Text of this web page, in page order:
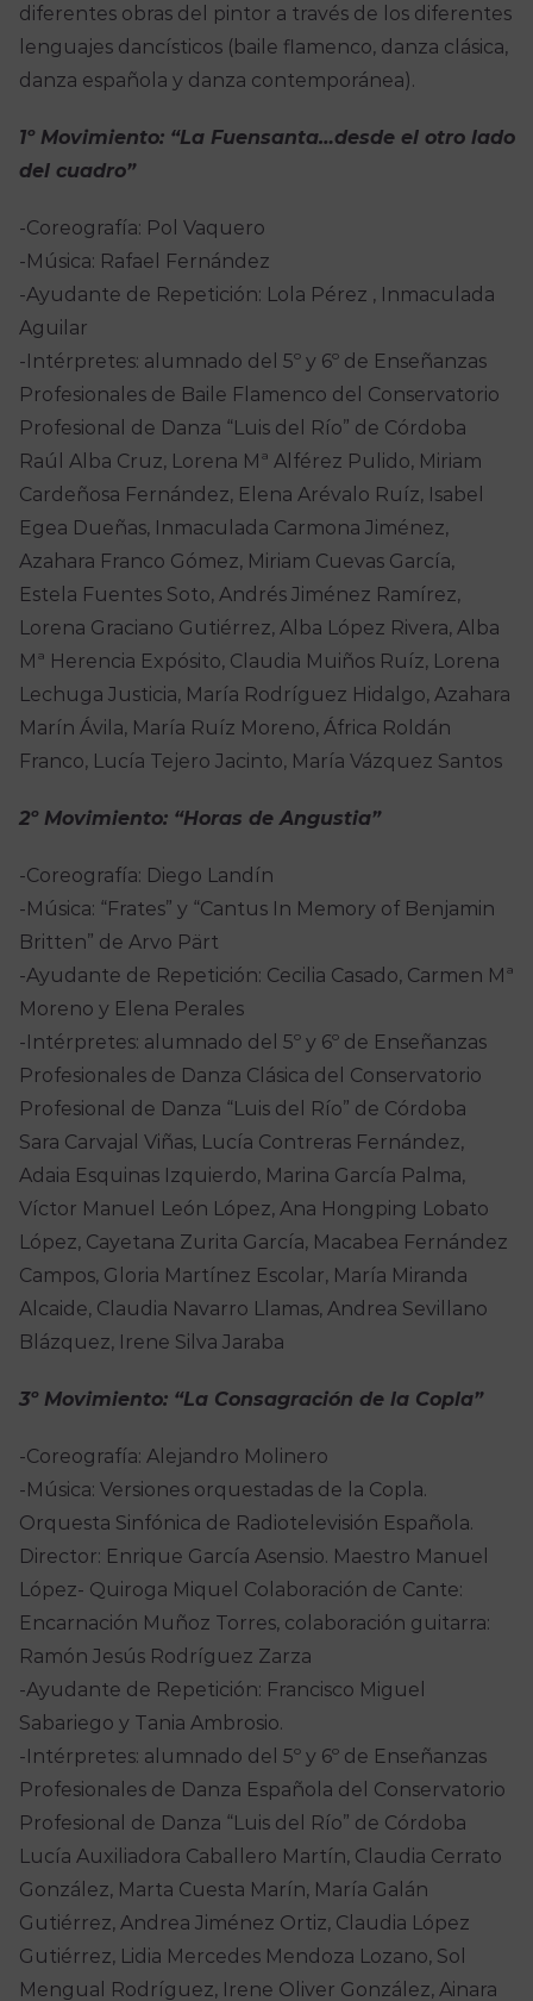
diferentes obras del pintor a través de los diferentes
lenguajes dancísticos (baile flamenco, danza clásica,
danza española y danza contemporánea).
1º Movimiento: “La Fuensanta…desde el otro lado
del cuadro”
-Coreografía: Pol Vaquero
-Música: Rafael Fernández
-Ayudante de Repetición: Lola Pérez , Inmaculada
Aguilar
-Intérpretes: alumnado del 5º y 6º de Enseñanzas
Profesionales de Baile Flamenco del Conservatorio
Profesional de Danza “Luis del Río” de Córdoba
Raúl Alba Cruz, Lorena Mª Alférez Pulido, Miriam
Cardeñosa Fernández, Elena Arévalo Ruíz, Isabel
Egea Dueñas, Inmaculada Carmona Jiménez,
Azahara Franco Gómez, Miriam Cuevas García,
Estela Fuentes Soto, Andrés Jiménez Ramírez,
Lorena Graciano Gutiérrez, Alba López Rivera, Alba
Mª Herencia Expósito, Claudia Muiños Ruíz, Lorena
Lechuga Justicia, María Rodríguez Hidalgo, Azahara
Marín Ávila, María Ruíz Moreno, África Roldán
Franco, Lucía Tejero Jacinto, María Vázquez Santos
2º Movimiento: “Horas de Angustia”
-Coreografía: Diego Landín
-Música: “Frates” y “Cantus In Memory of Benjamin
Britten” de Arvo Pärt
-Ayudante de Repetición: Cecilia Casado, Carmen Mª
Moreno y Elena Perales
-Intérpretes: alumnado del 5º y 6º de Enseñanzas
Profesionales de Danza Clásica del Conservatorio
Profesional de Danza “Luis del Río” de Córdoba
Sara Carvajal Viñas, Lucía Contreras Fernández,
Adaia Esquinas Izquierdo, Marina García Palma,
Víctor Manuel León López, Ana Hongping Lobato
López, Cayetana Zurita García, Macabea Fernández
Campos, Gloria Martínez Escolar, María Miranda
Alcaide, Claudia Navarro Llamas, Andrea Sevillano
Blázquez, Irene Silva Jaraba
3º Movimiento: “La Consagración de la Copla”
-Coreografía: Alejandro Molinero
-Música: Versiones orquestadas de la Copla.
Orquesta Sinfónica de Radiotelevisión Española.
Director: Enrique García Asensio. Maestro Manuel
López- Quiroga Miquel Colaboración de Cante:
Encarnación Muñoz Torres, colaboración guitarra:
Ramón Jesús Rodríguez Zarza
-Ayudante de Repetición: Francisco Miguel
Sabariego y Tania Ambrosio.
-Intérpretes: alumnado del 5º y 6º de Enseñanzas
Profesionales de Danza Española del Conservatorio
Profesional de Danza “Luis del Río” de Córdoba
Lucía Auxiliadora Caballero Martín, Claudia Cerrato
González, Marta Cuesta Marín, María Galán
Gutiérrez, Andrea Jiménez Ortiz, Claudia López
Gutiérrez, Lidia Mercedes Mendoza Lozano, Sol
Mengual Rodríguez, Irene Oliver González, Ainara